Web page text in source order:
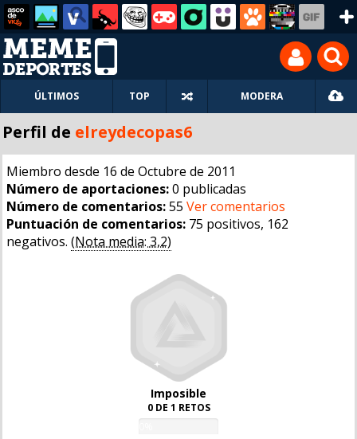
ÚLTIMOS TOP MODERA
Perfil de elreydecopas6
Miembro desde 16 de Octubre de 2011
Número de aportaciones:0 publicadas
Número de comentarios:55 Ver comentarios
Puntuación de comentarios: 75 positivos, 162
negativos. (Nota media: 3,2)
Imposible
0 DE 1 RETOS